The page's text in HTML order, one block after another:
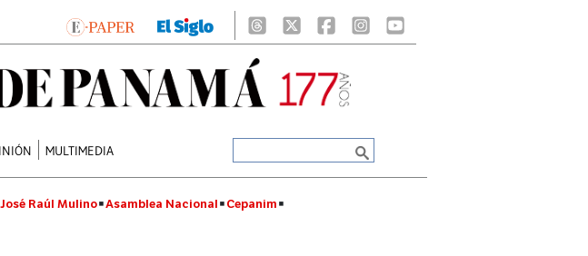
MULTIMEDIA
José Raúl Mulino Asamblea Nacional Cepanim